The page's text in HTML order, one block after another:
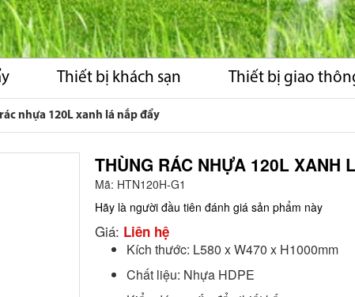
Thiết bị khách sạn Thiết bị giao
nhựa 120L xanh lá nắp đẩy
THÙNG RÁC NHỰA 120L XANH
Mã: HTN120H-G1
Hãy là người đầu tiên đánh giá sản phẩm này
Giá: Liên hệ
Kích thước: L580 x W470 x H1000mm
Chất liệu: Nhựa HDPE